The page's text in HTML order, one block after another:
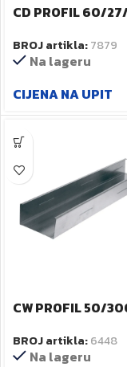
CD PROFIL 60/
BROJ artikla:7879
Na lageru
CIJENA NA UPIT
CW PROFIL 50/
BROJ artikla:6448
Na lageru